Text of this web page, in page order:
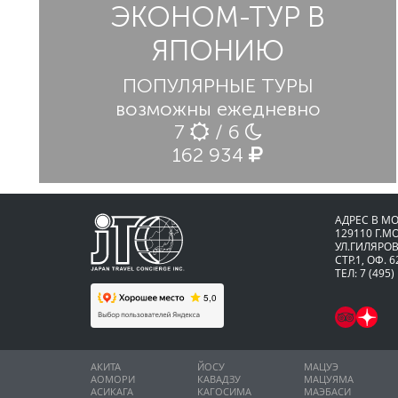
ЭКОНОМ-ТУР В
ЯПОНИЮ
ПОПУЛЯРНЫЕ ТУРЫ
возможны ежедневно
7
/ 6
162 934
АДРЕС В
129110
СТР.1, ОФ.
ТЕЛ: 7 (495)
АКИТА
АОМОРИ
АСИКАГА
ЙОСУ
КАВАДЗУ
КАГОСИМА
МАЦУЭ
МАЦУЯМА
МАЭБАСИ